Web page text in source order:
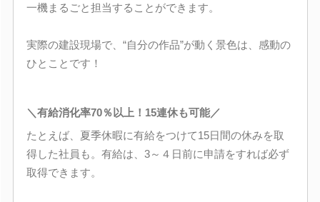
一機まるごと担当することができます。
実際の建設現場で、“自分の作品”が動く景色は、感動の
ひとことです！
＼有給消化率70％以上！15連休も可能／
たとえば、夏季休暇に有給をつけて15日間の休みを取
得した社員も。有給は、3～４日前に申請をすれば必ず
取得できます。